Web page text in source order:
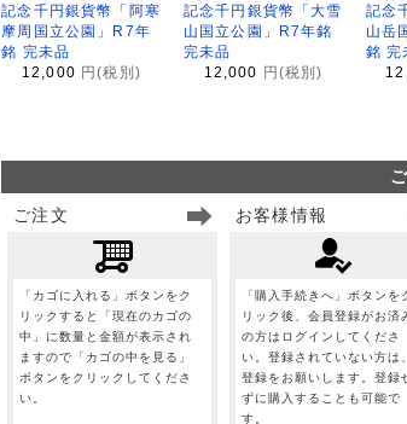
記念千円銀貨幣「阿寒
摩周国立公園」R7年
銘 完未品
12,000 円(税別)
記念千円銀貨幣「大雪
山国立公園」R7年銘
完未品
12,000 円(税別)
記念
山岳
銘 完
ご注文
「カゴに入れる」ボタンをク
リックすると「現在のカゴの
中」に数量と金額が表示され
ますので「カゴの中を見る」
ボタンをクリックしてくださ
い。
お客様情報
「購入手続きへ」ボタンを
リック後、会員登録がお済
の方はログインしてくださ
い。登録されていない方は、
登録をお願いします。登録
ずに購入することも可能で
す。